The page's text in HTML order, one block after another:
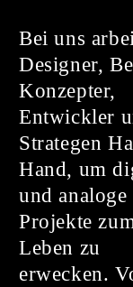
Bei uns
Designer,
Konzepter,
Entwickler
Strategen
Hand, um
und analoge
Projekte
Leben zu
erwecken.